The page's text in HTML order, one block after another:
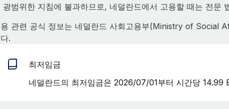
광범위한 지침에 불과하므로, 네덜란드에서 고용할 때는 전문
관련 공식 정보는 네덜란드 사회고용부(Ministry of Social
.
최저임금
네덜란드의 최저임금은 2026/07/01부터 시간당 14.99